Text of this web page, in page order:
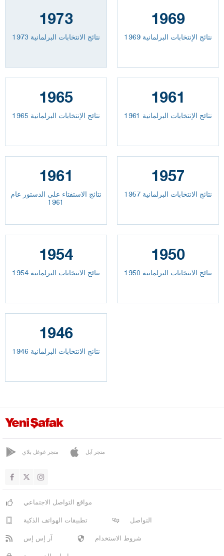
1973
نتائج الانتخابات البرلمانية 1973
1969
نتائج الإنتخابات البرلمانية 1969
1965
نتائج الإنتخابات البرلمانية 1965
1961
نتائج الإنتخابات البرلمانية 1961
1961
نتائج الاستفتاء على الدستور عام
1961
1957
نتائج الانتخابات البرلمانية 1957
1954
نتائج الانتخابات البرلمانية 1954
1950
نتائج الانتخابات البرلمانية 1950
1946
نتائج الانتخابات البرلمانية 1946
متجر غوغل بلاي متجر آبل
مواقع التواصل الاجتماعي
تطبيقات الهواتف الذكية التواصل
آر إس إس شروط الاستخدام